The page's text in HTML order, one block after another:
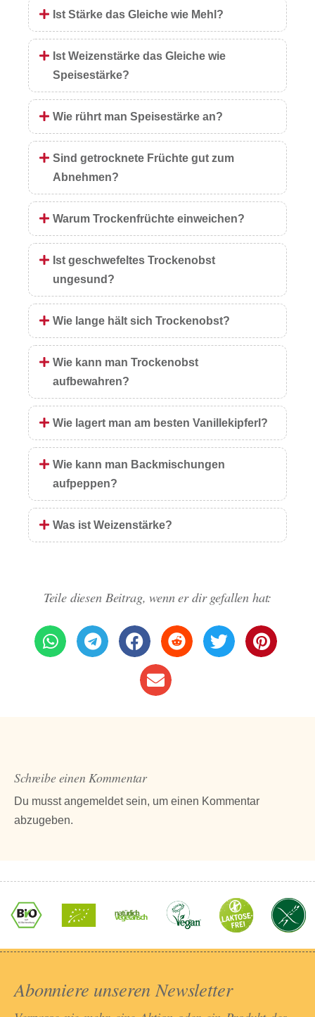
Ist Stärke das Gleiche wie Mehl?
Ist Weizenstärke das Gleiche wie
Speisestärke?
Wie rührt man Speisestärke an?
Sind getrocknete Früchte gut zum
Abnehmen?
Warum Trockenfrüchte einweichen?
Ist geschwefeltes Trockenobst
ungesund?
Wie lange hält sich Trockenobst?
Wie kann man Trockenobst
aufbewahren?
Wie lagert man am besten Vanillekipferl?
Wie kann man Backmischungen
aufpeppen?
Was ist Weizenstärke?
Teile diesen Beitrag, wenn er dir gefallen hat:
Schreibe einen Kommentar
Du musstangemeldetsein, um einen Kommentar
abzugeben.
Abonniere unseren Newsletter​